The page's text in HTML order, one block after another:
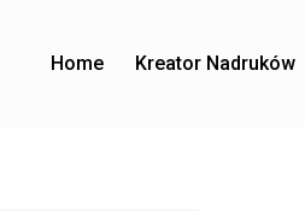
Home Kreator Nadruków